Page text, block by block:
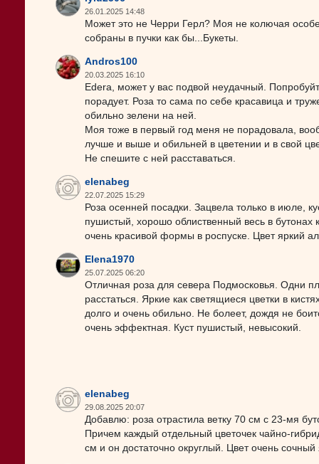
26.01.2025 14:48
Может это не Черри Герл? Моя не колючая
собраны в пучки как бы...Букеты.
Andros100
20.03.2025 16:10
Edera, может у вас подвой неудачный.
порадует. Роза то сама по себе красавица и
обильно зелени на ней.
Моя тоже в первый год меня не порадовала,
лучше и выше и обильней в цветении и в свой
Не спешите с ней расставаться.
elenabeg
22.07.2025 15:29
Роза осенней посадки. Зацвела только в июле,
пушистый, хорошо облиственный весь в
очень красивой формы в роспуске. Цвет яркий
Elena1970
25.07.2025 06:20
Отличная роза для севера Подмосковья. Одни
расстаться. Яркие как светящиеся цветки в
долго и очень обильно. Не болеет, дождя не
очень эффектная. Куст пушистый, невысокий.
elenabeg
29.08.2025 20:07
Добавлю: роза отрастила ветку 70 см с 23-мя
Причем каждый отдельный цветочек чайно-
см и он достаточно округлый. Цвет очень